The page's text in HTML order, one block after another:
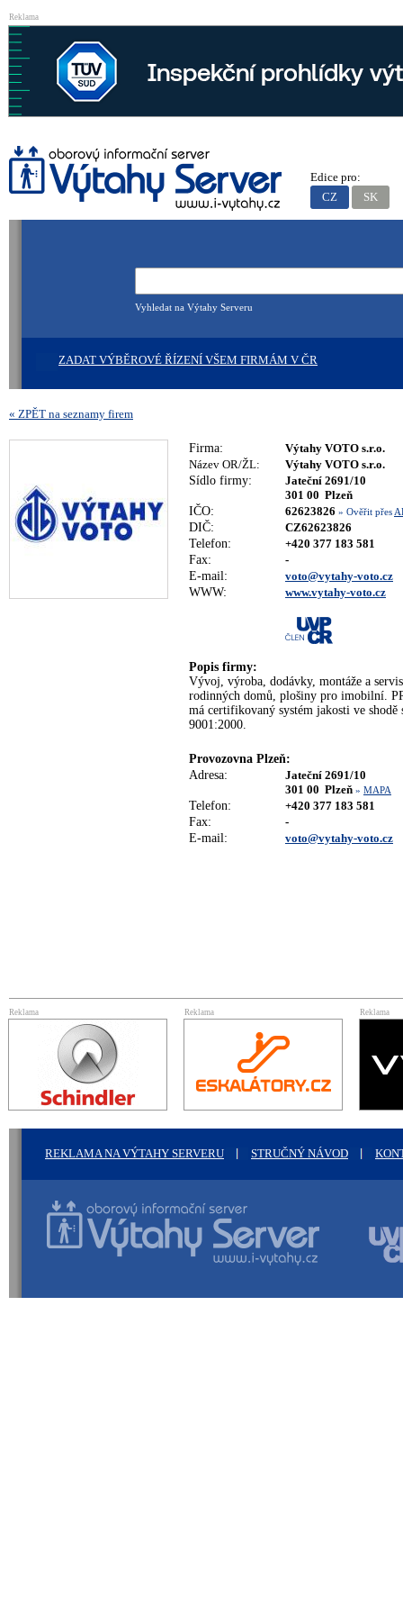
Reklama
Vyhledat na Výtahy Serveru
ZADAT VÝBĚROVÉ ŘÍZENÍ VŠEM FIRMÁM V ČR
Edice pro:
CZ
SK
« ZPĚT na seznamy firem
Firma:
Výtahy VOTO s.r.o.
Název OR/ŽL:
Výtahy VOTO s.r.o.
Sídlo firmy:
Jateční 2691/10
301 00 Plzeň
IČO:
62623826 » Ověřit přes
DIČ:
CZ62623826
Telefon:
+420 377 183 581
Fax:
-
E-mail:
voto@vytahy-voto.cz
WWW:
www.vytahy-voto.cz
Popis firmy:
Vývoj, výroba, dodávky, montáže a
rodinných domů, plošiny pro imobilní.
má certifikovaný systém jakosti ve
9001:2000.
Provozovna Plzeň:
Adresa:
Jateční 2691/10
301 00 Plzeň » MAPA
Telefon:
+420 377 183 581
Fax:
-
E-mail:
voto@vytahy-voto.cz
Reklama Reklama Reklama
REKLAMA NA VÝTAHY SERVERU STRUČNÝ NÁVOD